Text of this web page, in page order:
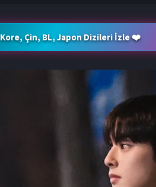
Kore, Çin, BL, Japon Dizileri İzle ❤️